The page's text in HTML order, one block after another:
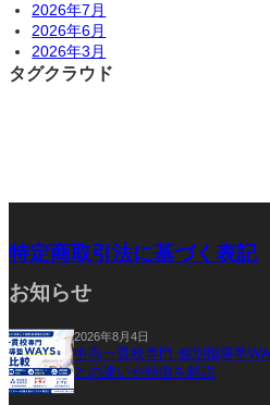
2026年7月
2026年6月
2026年3月
タグクラウド
特定商取引法に基づく表記
お知らせ
2026年8月4日
中高一貫校専門 個別指導塾
との違いや特徴を解説